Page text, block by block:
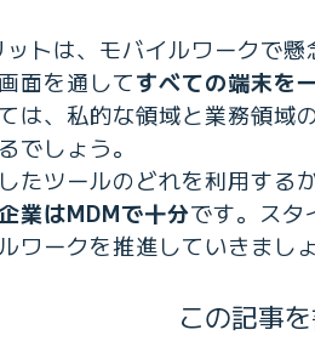
トは、モバイルワークで懸
面を通してすべての端末を
は、私的な領域と業務領域
でしょう。
たツールのどれを利用する
業はMDMで十分です。スタ
ワークを推進していきましょ
この記事